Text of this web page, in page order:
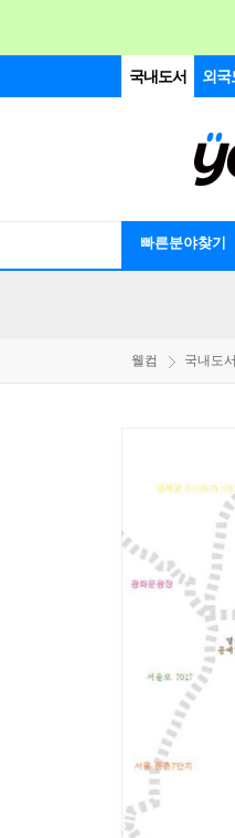
국내도서 외국
빠른분야찾기
웰컴 국내도서